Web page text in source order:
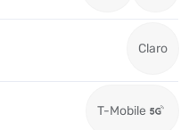
Claro
T-Mobile